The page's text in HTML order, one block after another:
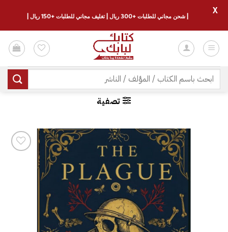
للمحتوى
البحث
عن:
تصفية
| شحن مجاني للطلبات +300 ريال | تغليف مجاني للطلبات +150 ريال |
X